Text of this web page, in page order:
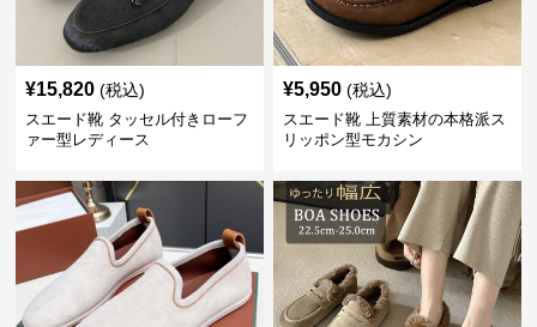
¥15,820 (税込)
スエード靴 タッセル付きローフ
ァー型レディース
¥5,950 (税込)
スエード靴 上質素材の本格派ス
リッポン型モカシン